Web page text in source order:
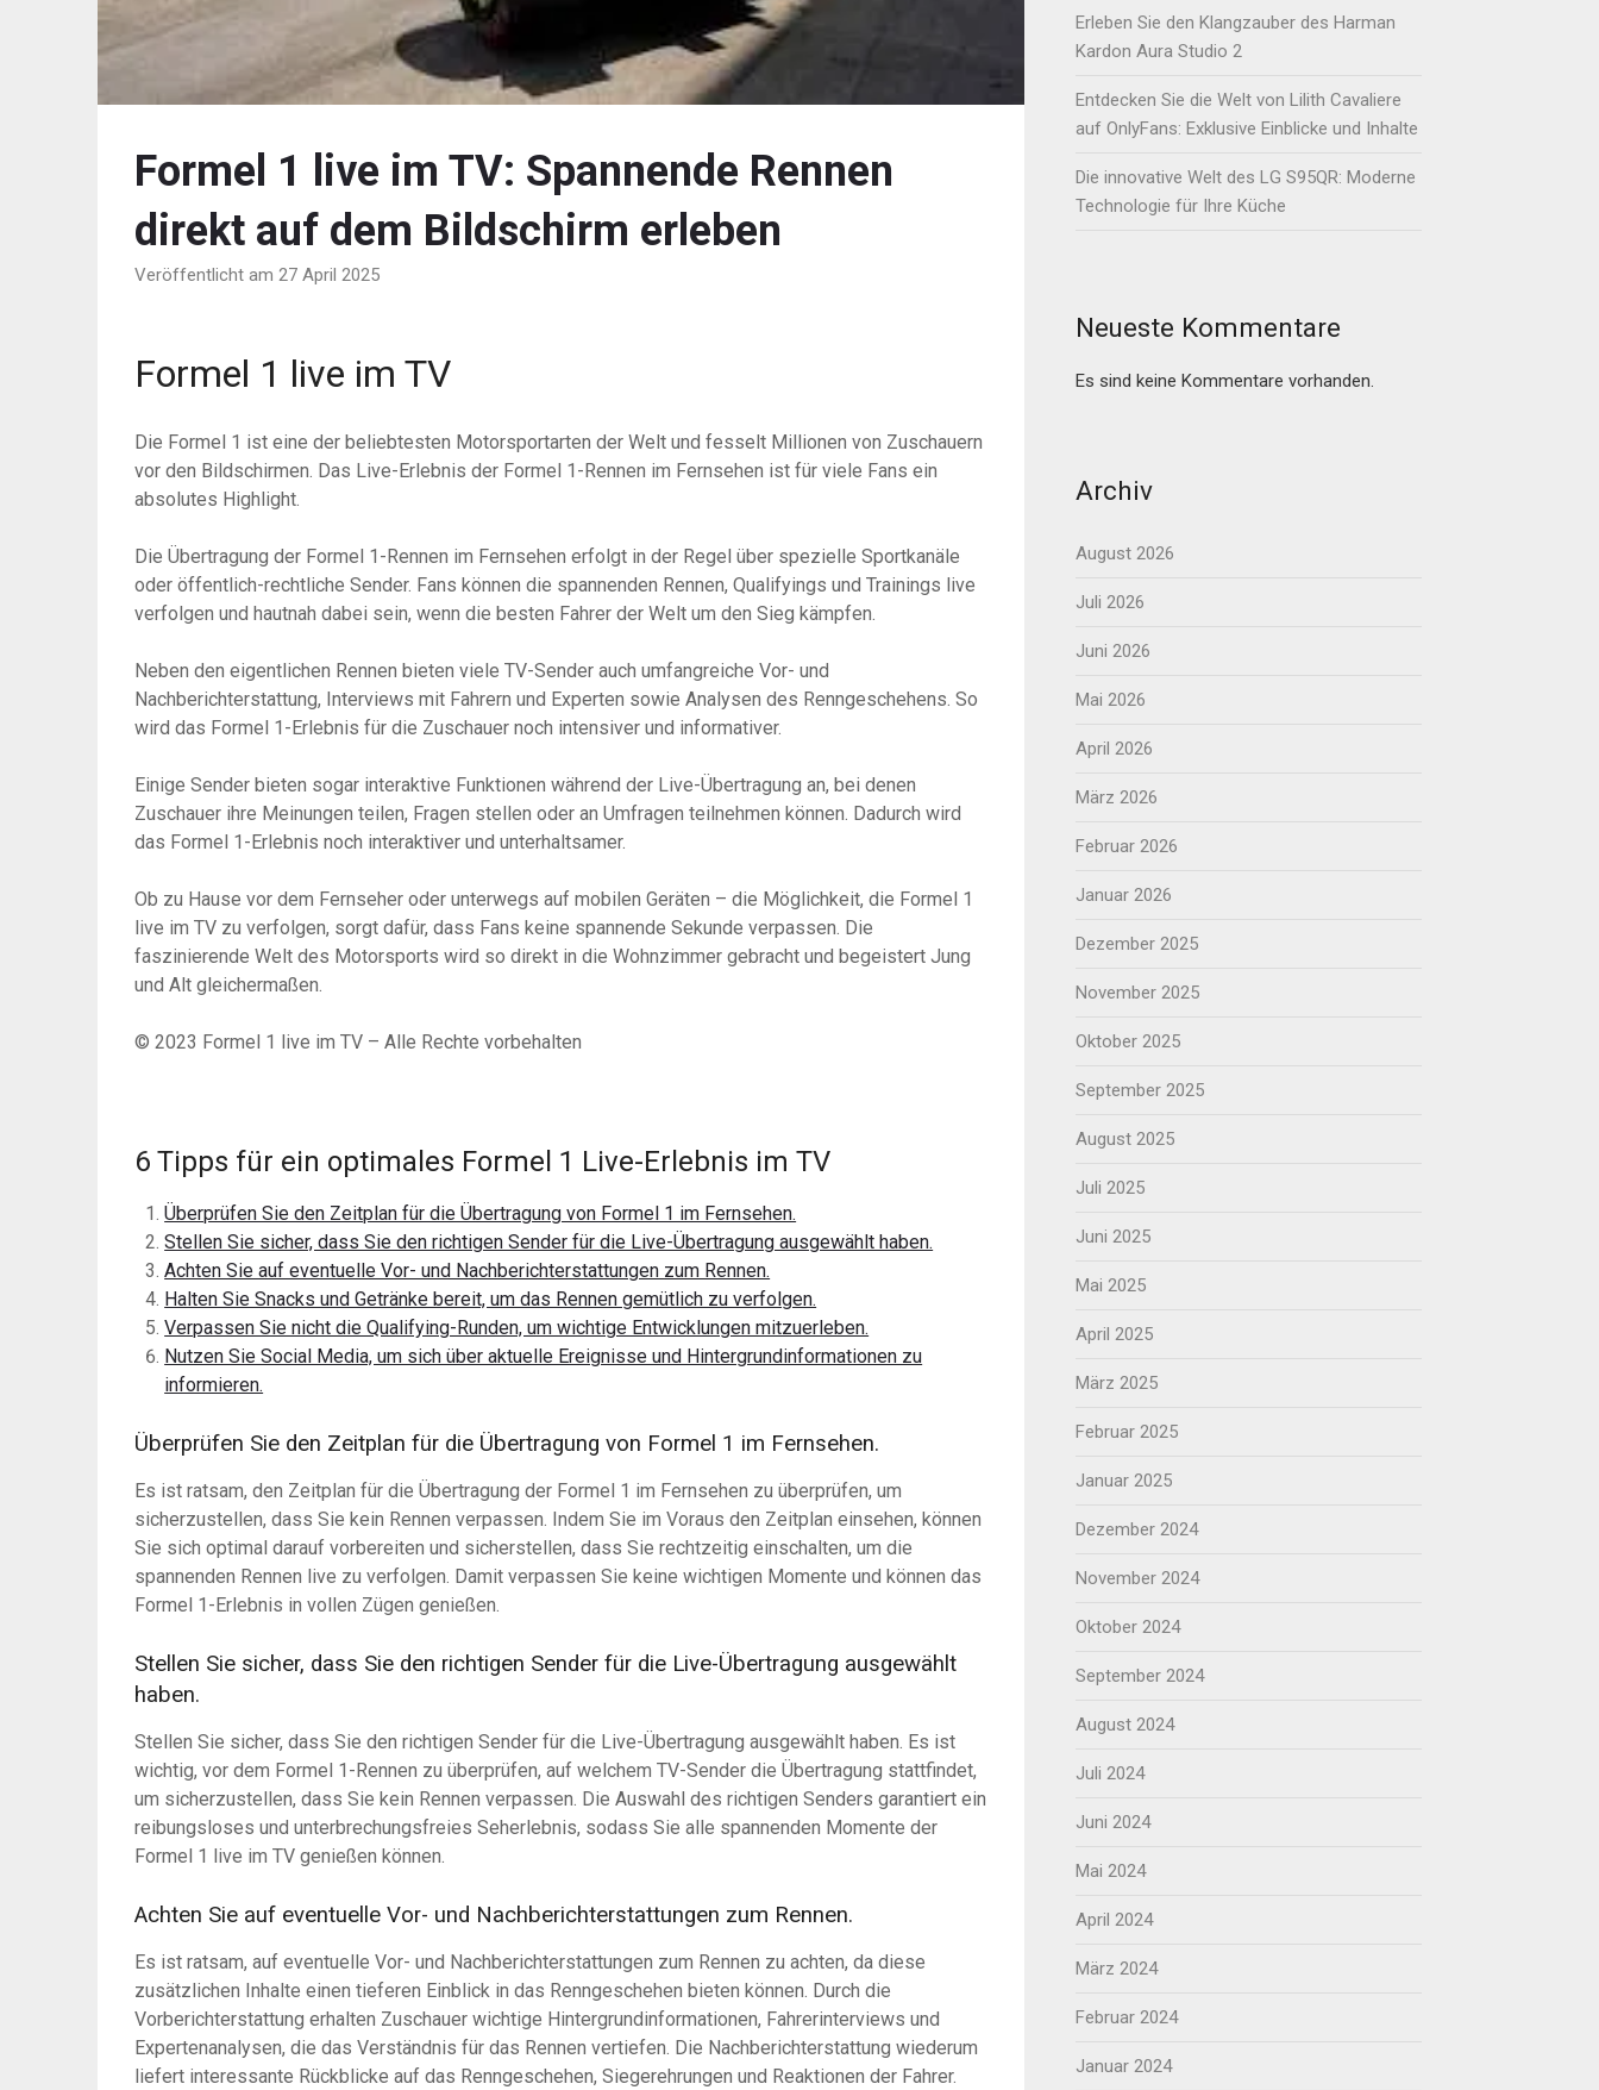
Formel 1 live im TV: Spannende Rennen
direkt auf dem Bildschirm erleben
Veröffentlicht am 27 April 2025
Formel 1 live im TV
Die Formel 1 ist eine der beliebtesten Motorsportarten der Welt und fesselt Millionen von Zuschauern
vor den Bildschirmen. Das Live-Erlebnis der Formel 1-Rennen im Fernsehen ist für viele Fans ein
absolutes Highlight.
Die Übertragung der Formel 1-Rennen im Fernsehen erfolgt in der Regel über spezielle Sportkanäle
oder öffentlich-rechtliche Sender. Fans können die spannenden Rennen, Qualifyings und Trainings live
verfolgen und hautnah dabei sein, wenn die besten Fahrer der Welt um den Sieg kämpfen.
Neben den eigentlichen Rennen bieten viele TV-Sender auch umfangreiche Vor- und
Nachberichterstattung, Interviews mit Fahrern und Experten sowie Analysen des Renngeschehens. So
wird das Formel 1-Erlebnis für die Zuschauer noch intensiver und informativer.
Einige Sender bieten sogar interaktive Funktionen während der Live-Übertragung an, bei denen
Zuschauer ihre Meinungen teilen, Fragen stellen oder an Umfragen teilnehmen können. Dadurch wird
das Formel 1-Erlebnis noch interaktiver und unterhaltsamer.
Ob zu Hause vor dem Fernseher oder unterwegs auf mobilen Geräten – die Möglichkeit, die Formel 1
live im TV zu verfolgen, sorgt dafür, dass Fans keine spannende Sekunde verpassen. Die
faszinierende Welt des Motorsports wird so direkt in die Wohnzimmer gebracht und begeistert Jung
und Alt gleichermaßen.
© 2023 Formel 1 live im TV – Alle Rechte vorbehalten
6 Tipps für ein optimales Formel 1 Live-Erlebnis im TV
Überprüfen Sie den Zeitplan für die Übertragung von Formel 1 im Fernsehen.
Stellen Sie sicher, dass Sie den richtigen Sender für die Live-Übertragung ausgewählt haben.
Achten Sie auf eventuelle Vor- und Nachberichterstattungen zum Rennen.
Halten Sie Snacks und Getränke bereit, um das Rennen gemütlich zu verfolgen.
Verpassen Sie nicht die Qualifying-Runden, um wichtige Entwicklungen mitzuerleben.
Nutzen Sie Social Media, um sich über aktuelle Ereignisse und Hintergrundinformationen zu
informieren.
Überprüfen Sie den Zeitplan für die Übertragung von Formel 1 im Fernsehen.
Es ist ratsam, den Zeitplan für die Übertragung der Formel 1 im Fernsehen zu überprüfen, um
sicherzustellen, dass Sie kein Rennen verpassen. Indem Sie im Voraus den Zeitplan einsehen, können
Sie sich optimal darauf vorbereiten und sicherstellen, dass Sie rechtzeitig einschalten, um die
spannenden Rennen live zu verfolgen. Damit verpassen Sie keine wichtigen Momente und können das
Formel 1-Erlebnis in vollen Zügen genießen.
Stellen Sie sicher, dass Sie den richtigen Sender für die Live-Übertragung ausgewählt
haben.
Stellen Sie sicher, dass Sie den richtigen Sender für die Live-Übertragung ausgewählt haben. Es ist
wichtig, vor dem Formel 1-Rennen zu überprüfen, auf welchem TV-Sender die Übertragung stattfindet,
um sicherzustellen, dass Sie kein Rennen verpassen. Die Auswahl des richtigen Senders garantiert ein
reibungsloses und unterbrechungsfreies Seherlebnis, sodass Sie alle spannenden Momente der
Formel 1 live im TV genießen können.
Achten Sie auf eventuelle Vor- und Nachberichterstattungen zum Rennen.
Es ist ratsam, auf eventuelle Vor- und Nachberichterstattungen zum Rennen zu achten, da diese
zusätzlichen Inhalte einen tieferen Einblick in das Renngeschehen bieten können. Durch die
Vorberichterstattung erhalten Zuschauer wichtige Hintergrundinformationen, Fahrerinterviews und
Expertenanalysen, die das Verständnis für das Rennen vertiefen. Die Nachberichterstattung wiederum
liefert interessante Rückblicke auf das Renngeschehen, Siegerehrungen und Reaktionen der Fahrer.
Erleben Sie den Klangzauber des Harman
Kardon Aura Studio 2
Entdecken Sie die Welt von Lilith Cavaliere
auf OnlyFans: Exklusive Einblicke und Inhalte
Die innovative Welt des LG S95QR: Moderne
Technologie für Ihre Küche
Neueste Kommentare
Es sind keine Kommentare vorhanden.
Archiv
August 2026
Juli 2026
Juni 2026
Mai 2026
April 2026
März 2026
Februar 2026
Januar 2026
Dezember 2025
November 2025
Oktober 2025
September 2025
August 2025
Juli 2025
Juni 2025
Mai 2025
April 2025
März 2025
Februar 2025
Januar 2025
Dezember 2024
November 2024
Oktober 2024
September 2024
August 2024
Juli 2024
Juni 2024
Mai 2024
April 2024
März 2024
Februar 2024
Januar 2024